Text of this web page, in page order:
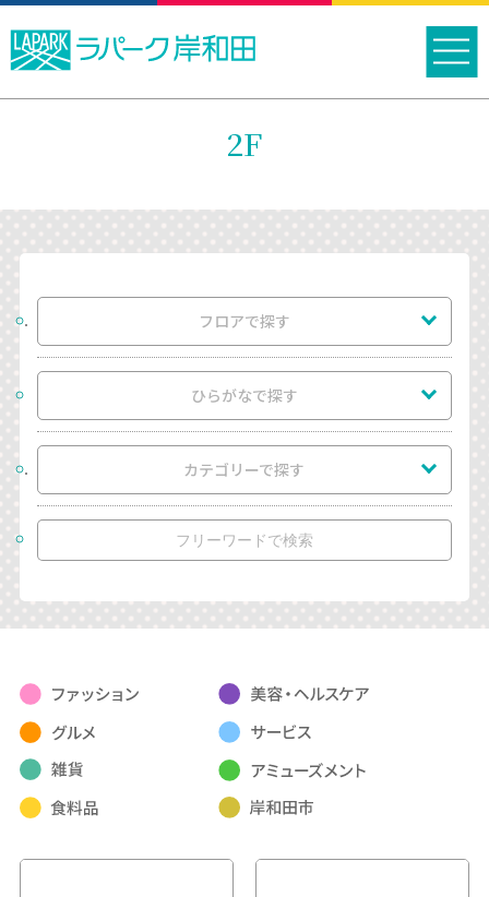
2F
フロアで探す
ひらがなで探す
カテゴリーで探す